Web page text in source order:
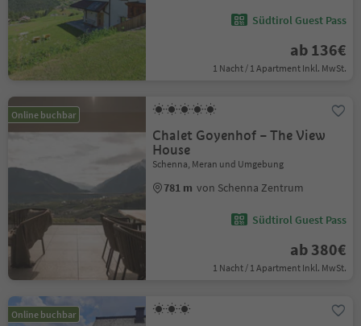
Südtirol Guest Pass
ab 136€
1 Nacht / 1 Apartment Inkl. MwSt.
Online buchbar
Chalet Goyenhof – The View
House
Schenna, Meran und Umgebung
781 m von Schenna Zentrum
Südtirol Guest Pass
ab 380€
1 Nacht / 1 Apartment Inkl. MwSt.
Online buchbar